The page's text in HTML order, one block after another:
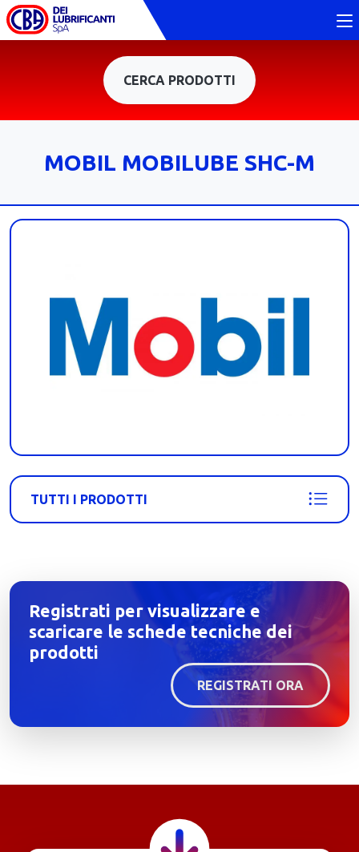
CERCA PRODOTTI
MOBIL MOBILUBE SHC-M
TUTTI I PRODOTTI
Registrati per visualizzare e
scaricare le schede tecniche dei
prodotti
REGISTRATI ORA